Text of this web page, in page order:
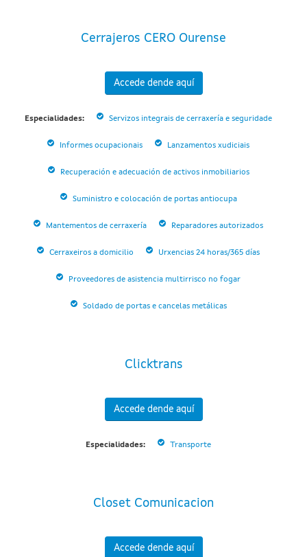
Cerrajeros CERO Ourense
Accede dende aquí
Especialidades: Servizos integrais de cerraxería e seguridade
Informes ocupacionais Lanzamentos xudiciais
Recuperación e adecuación de activos inmobiliarios
Suministro e colocación de portas antiocupa
Mantementos de cerraxería Reparadores autorizados
Cerraxeiros a domicilio Urxencias 24 horas/365 días
Proveedores de asistencia multirrisco no fogar
Soldado de portas e cancelas metálicas
Clicktrans
Accede dende aquí
Especialidades: Transporte
Closet Comunicacion
Accede dende aquí